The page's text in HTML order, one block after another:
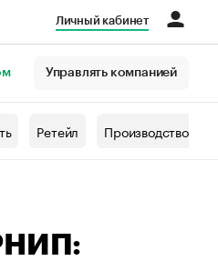
Личный кабинет
Управлять компанией
Ретейл Производство